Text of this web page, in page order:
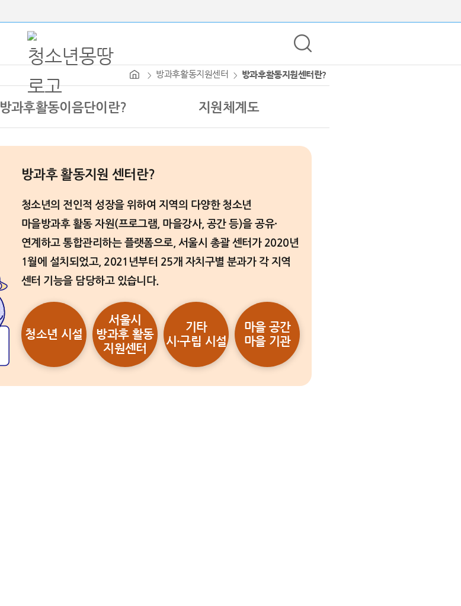
청소년 자유제안 바로가기 마을방과후 바로가기
방과후활동지원센터 방과후활동지원센터란?
방과후활동이음단이란? 지원체계도
방과후 활동지원 센터란?
청소년의 전인적 성장을 위하여 지역의 다양한 청소년
마을방과후 활동 자원(프로그램, 마을강사, 공간 등)을 공유·
연계하고 통합관리하는 플랫폼으로, 서울시 총괄 센터가 2020년
1월에 설치되었고, 2021년부터 25개 자치구별 분과가 각 지역
센터 기능을 담당하고 있습니다.
청소년 시설
서울시
방과후 활동
지원센터
기타
시·구립 시설
마을 공간
마을 기관